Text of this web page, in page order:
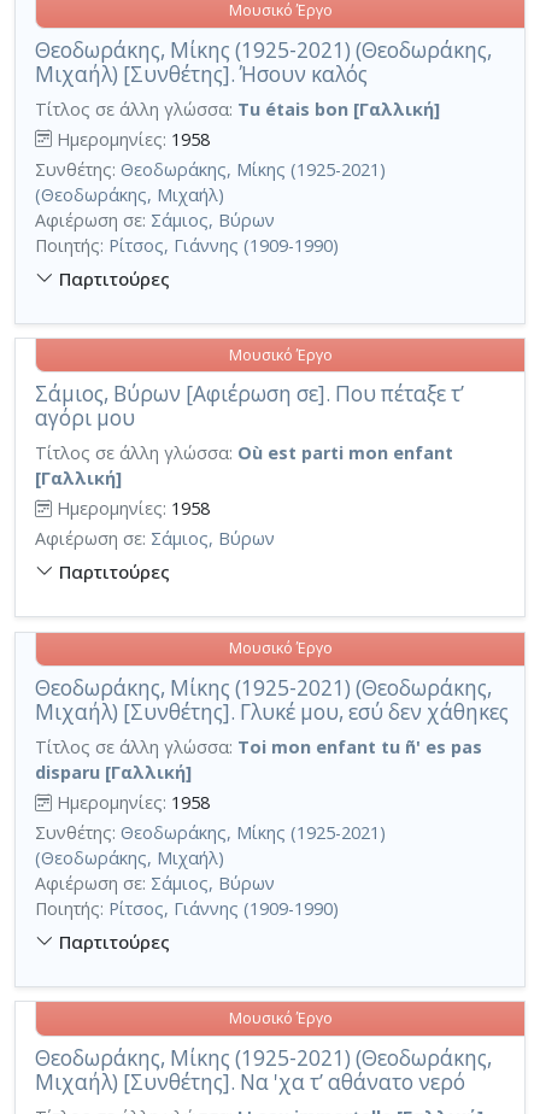
Θεοδωράκης, Μίκης (1925-2021) (Θεοδωράκης,
Μιχαήλ) [Συνθέτης]. Ήσουν καλός
Μουσικό Έργο
Τίτλος σε άλλη γλώσσα: Tu étais bon [Γαλλική]
Ημερομηνίες: 1958
Συνθέτης: Θεοδωράκης, Μίκης (1925-2021)
(Θεοδωράκης, Μιχαήλ)
Αφιέρωση σε: Σάμιος, Βύρων
Ποιητής: Ρίτσος, Γιάννης (1909-1990)
Παρτιτούρες
Σάμιος, Βύρων [Αφιέρωση σε]. Που πέταξε τ’
αγόρι μου
Μουσικό Έργο
Τίτλος σε άλλη γλώσσα: Où est parti mon enfant
[Γαλλική]
Ημερομηνίες: 1958
Αφιέρωση σε: Σάμιος, Βύρων
Παρτιτούρες
Θεοδωράκης, Μίκης (1925-2021) (Θεοδωράκης,
Μιχαήλ) [Συνθέτης]. Γλυκέ μου, εσύ δεν χάθηκες
Μουσικό Έργο
Τίτλος σε άλλη γλώσσα: Toi mon enfant tu ñ' es pas
disparu [Γαλλική]
Ημερομηνίες: 1958
Συνθέτης: Θεοδωράκης, Μίκης (1925-2021)
(Θεοδωράκης, Μιχαήλ)
Αφιέρωση σε: Σάμιος, Βύρων
Ποιητής: Ρίτσος, Γιάννης (1909-1990)
Παρτιτούρες
Θεοδωράκης, Μίκης (1925-2021) (Θεοδωράκης,
Μιχαήλ) [Συνθέτης]. Να 'χα τ’ αθάνατο νερό
Μουσικό Έργο